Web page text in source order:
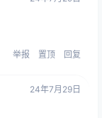
举报 置顶 回复
24年7月29日